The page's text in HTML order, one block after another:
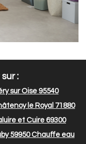
:
sur Oise 95540
le Royal 71880
et Cuire 69300
59950Chauffe eau